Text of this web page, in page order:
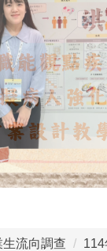
生流向調查